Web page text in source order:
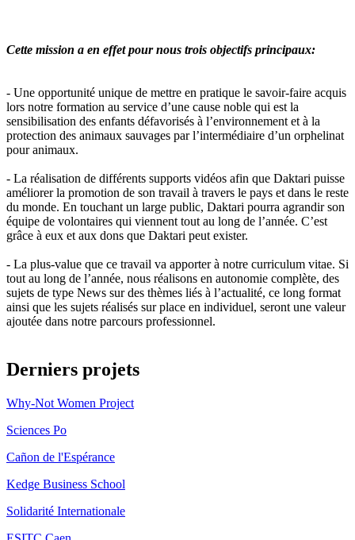
Cette mission a en effet pour nous trois objectifs principaux:
- Une opportunité unique de mettre en pratique le savoir-faire acquis
lors notre formation au service d’une cause noble qui est la
sensibilisation des enfants défavorisés à l’environnement et à la
protection des animaux sauvages par l’intermédiaire d’un orphelinat
pour animaux.
- La réalisation de différents supports vidéos afin que Daktari puisse
améliorer la promotion de son travail à travers le pays et dans le reste
du monde. En touchant un large public, Daktari pourra agrandir son
équipe de volontaires qui viennent tout au long de l’année. C’est
grâce à eux et aux dons que Daktari peut exister.
- La plus-value que ce travail va apporter à notre curriculum vitae. Si
tout au long de l’année, nous réalisons en autonomie complète, des
sujets de type News sur des thèmes liés à l’actualité, ce long format
ainsi que les sujets réalisés sur place en individuel, seront une valeur
ajoutée dans notre parcours professionnel.
Derniers projets
Why-Not Women Project
Sciences Po
Cañon de l'Espérance
Kedge Business School
Solidarité Internationale